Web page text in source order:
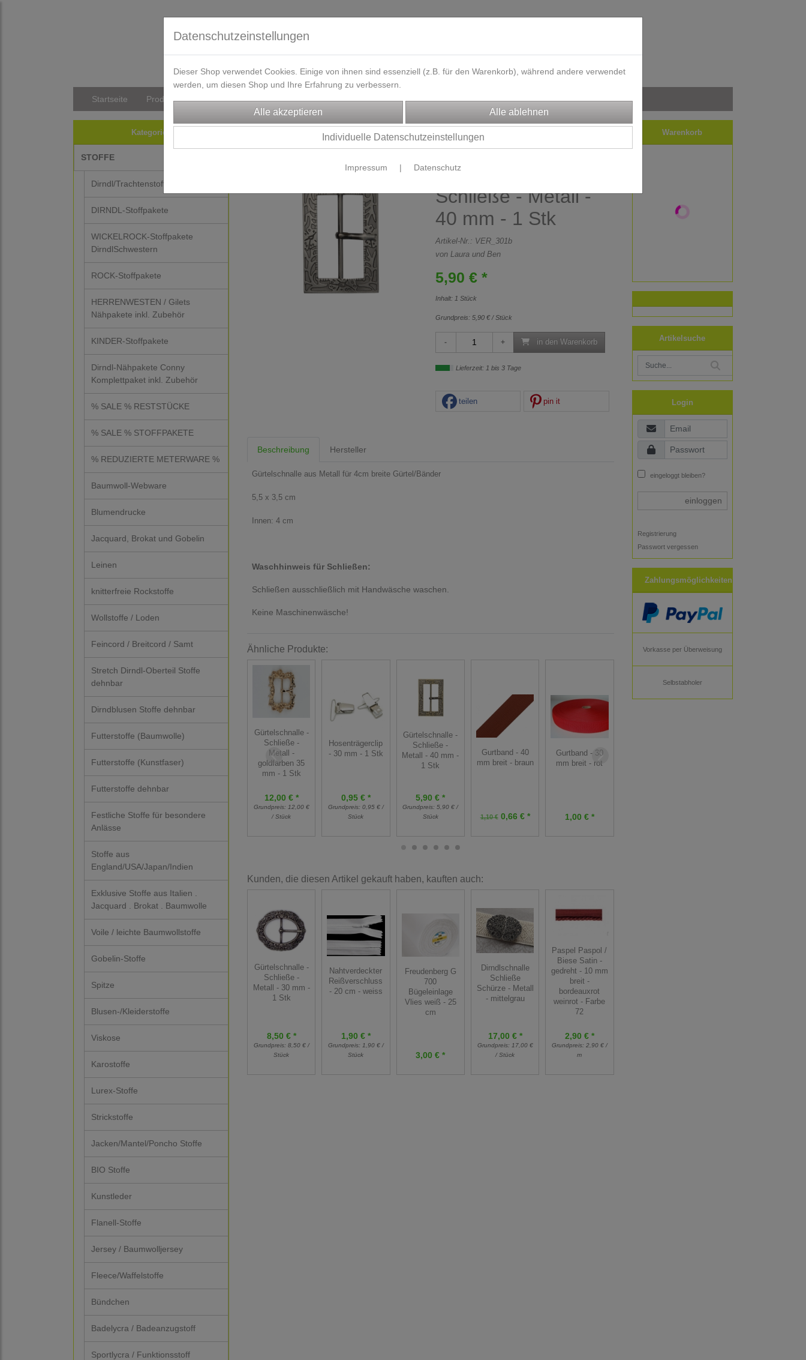
Startseite Produkte Versandkosten/Lieferzeit Kontakt / Öffnungszeiten Gutscheine Designbeispiele Impressum
Kategorien
STOFFE
Dirndl/Trachtenstoffe
DIRNDL-Stoffpakete
WICKELROCK-Stoffpakete
DirndlSchwestern
ROCK-Stoffpakete
HERRENWESTEN / Gilets
Nähpakete inkl. Zubehör
KINDER-Stoffpakete
Dirndl-Nähpakete Conny
Komplettpaket inkl. Zubehör
% SALE % RESTSTÜCKE
% SALE % STOFFPAKETE
% REDUZIERTE METERWARE %
Baumwoll-Webware
Blumendrucke
Jacquard, Brokat und Gobelin
Leinen
knitterfreie Rockstoffe
Wollstoffe / Loden
Feincord / Breitcord / Samt
Stretch Dirndl-Oberteil Stoffe
dehnbar
Dirndblusen Stoffe dehnbar
Futterstoffe (Baumwolle)
Futterstoffe (Kunstfaser)
Futterstoffe dehnbar
Festliche Stoffe für besondere
Anlässe
Stoffe aus
England/USA/Japan/Indien
Exklusive Stoffe aus Italien .
Jacquard . Brokat . Baumwolle
Voile / leichte Baumwollstoffe
Gobelin-Stoffe
Spitze
Blusen-/Kleiderstoffe
Viskose
Karostoffe
Lurex-Stoffe
Strickstoffe
Jacken/Mantel/Poncho Stoffe
BIO Stoffe
Kunstleder
Flanell-Stoffe
Jersey / Baumwolljersey
Fleece/Waffelstoffe
Bündchen
Badelycra / Badeanzugstoff
Sportlycra / Funktionsstoff
TRACHTENZUBEHÖR Gurtbänder
Gürtelschnalle -
Schließe - Metall -
40 mm - 1 Stk
Artikel-Nr.: VER_301b
von Laura und Ben
5,90 € *
Inhalt: 1 Stück
Grundpreis: 5,90 € / Stück
in den Warenkorb
Lieferzeit: 1 bis 3 Tage
teilen pin it
Beschreibung Hersteller
Gürtelschnalle aus Metall für 4cm breite Gürtel/Bänder
5,5 x 3,5 cm
Innen: 4 cm
Waschhinweis für Schließen:
Schließen ausschließlich mit Handwäsche waschen.
Keine Maschinenwäsche!
Ähnliche Produkte:
Gürtelschnalle -
Schließe -
Metall -
goldfarben 35
mm - 1 Stk
12,00 € *
Grundpreis: 12,00 €
/ Stück
Hosenträgerclip
- 30 mm - 1 Stk
0,95 € *
Grundpreis: 0,95 € /
Stück
Gürtelschnalle -
Schließe -
Metall - 40 mm -
1 Stk
5,90 € *
Grundpreis:5,90 € /
Stück
Gurtband - 40
mm breit - braun
1,10 €0,66 € *
Gurtband - 30
mm breit - rot
1,00 € *
Kunden, die diesen Artikel gekauft haben, kauften auch:
Gürtelschnalle -
Schließe -
Metall - 30 mm -
1 Stk
8,50 € *
Grundpreis: 8,50 € /
Stück
Nahtverdeckter
Reißverschluss
- 20 cm - weiss
1,90 € *
Grundpreis: 1,90 € /
Stück
Freudenberg G
700
Bügeleinlage
Vlies weiß - 25
cm
3,00 € *
Dirndlschnalle
Schließe
Schürze - Metall
- mittelgrau
17,00 € *
Grundpreis: 17,00 €
/ Stück
Paspel Paspol /
Biese Satin -
gedreht - 10 mm
breit -
bordeauxrot
weinrot - Farbe
72
2,90 € *
Grundpreis: 2,90 € /
m
Warenkorb
Artikelsuche
Login
eingeloggt bleiben?
einloggen
Registrierung
Passwort vergessen
Zahlungsmöglichkeiten
Vorkasse per Überweisung
Selbstabholer
Datenschutzeinstellungen
Dieser Shop verwendet Cookies. Einige von ihnen sind essenziell (z.B. für den Warenkorb), während andere verwendet
werden, um diesen Shop und Ihre Erfahrung zu verbessern.
Individuelle Datenschutzeinstellungen
Impressum | Datenschutz